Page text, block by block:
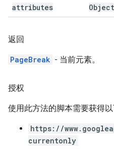
attributes Object
返回
PageBreak - 当前元素。
授权
使用此方法的脚本需要获得
https://
currentonly